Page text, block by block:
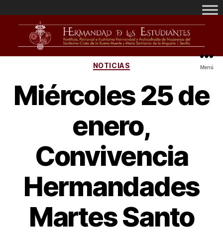
Menú
NOTICIAS
Miércoles 25 de
enero,
Convivencia
Hermandades
Martes Santo